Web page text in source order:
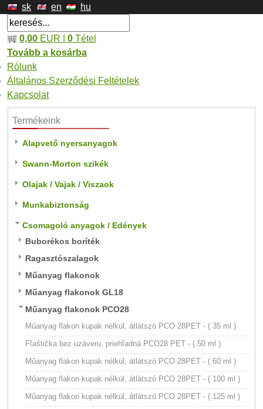
sk en hu
0,00 EUR | 0 Tétel
Tovább a kosárba
Rólunk
Általános Szerződési Feltételek
Kapcsolat
Termékeink
Alapvető nyersanyagok
Swann-Morton szikék
Olajak / Vajak / Viszaok
Munkabiztonság
Csomagoló anyagok / Edények
Buborékos boríték
Ragasztószalagok
Műanyag flakonok
Műanyag flakonok GL18
Műanyag flakonok PCO28
Műanyag flakon kupak nélkül, átlátszó PCO 28PET - ( 35 ml )
Fľaštička bez uzáveru, priehľadná PCO28 PET - ( 50 ml )
Műanyag flakon kupak nélkül, átlátszó PCO 28PET - ( 60 ml )
Műanyag flakon kupak nélkül, átlátszó PCO 28PET - ( 100 ml )
Műanyag flakon kupak nélkül, átlátszó PCO 28PET - ( 125 ml )